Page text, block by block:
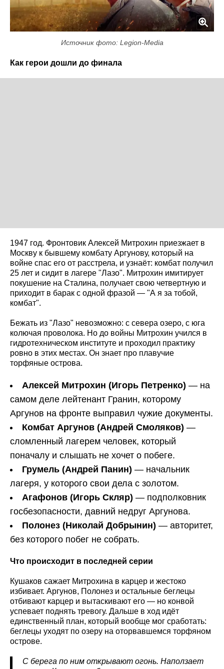
Источник фото: Legion-Media
Как герои дошли до финала
1947 год. Фронтовик Алексей Митрохин приезжает в
Москву к бывшему комбату Аргунову, который на
войне спас его от расстрела, и узнаёт: комбат получил
25 лет и сидит в лагере "Лазо". Митрохин имитирует
покушение на Сталина, получает свою четвертную и
приходит в барак с одной фразой — "А я за тобой,
комбат".
Бежать из "Лазо" невозможно: с севера озеро, с юга
колючая проволока. Но до войны Митрохин учился в
гидротехническом институте и проходил практику
ровно в этих местах. Он знает про плавучие
торфяные острова.
Алексей Митрохин (Игорь Петренко) — на
самом деле лейтенант Гранин, которому
Аргунов на фронте выправил чужие документы.
Комбат Аргунов (Андрей Смоляков) —
сломленный лагерем человек, который
поначалу и слышать не хочет о побеге.
Грумель (Андрей Панин) — начальник
лагеря, у которого свои дела с золотом.
Агафонов (Игорь Скляр) — подполковник
госбезопасности, давний недруг Аргунова.
Полонез (Николай Добрынин) — авторитет,
без которого побег не собрать.
Что происходит в последней серии
Кушаков сажает Митрохина в карцер и жестоко
избивает. Аргунов, Полонез и остальные беглецы
отбивают карцер и вытаскивают его — но конвой
успевает поднять тревогу. Дальше в ход идёт
единственный план, который вообще мог сработать:
беглецы уходят по озеру на оторвавшемся торфяном
острове.
С берега по ним открывают огонь. Наползает